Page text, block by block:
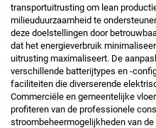
transportuitrusting om lean
milieuduurzaamheid te
deze doelstellingen door
dat het energieverbruik
uitrusting maximaliseert. De
verschillende batterijtypes en -
faciliteiten die diverserende
Commerciële en gemeentelijke
profiteren van de professionele
stroombeheermogelijkheden van